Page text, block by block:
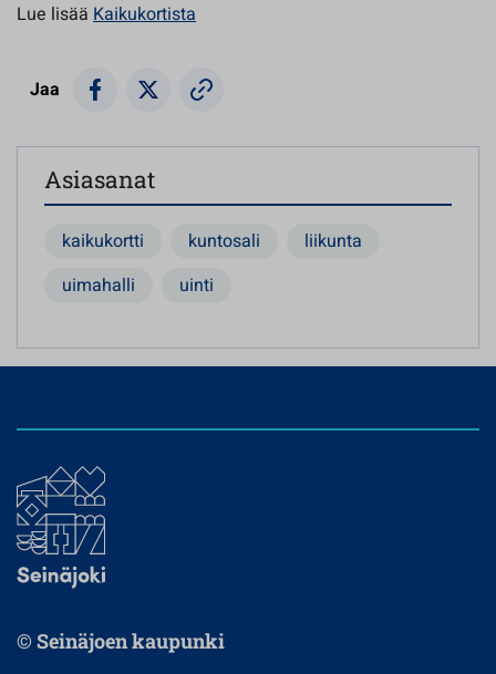
Lue lisää Kaikukortista
Jaa
Asiasanat
kaikukortti kuntosali
liikunta
uimahalli
uinti
© Seinäjoen kaupunki